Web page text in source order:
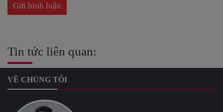
Tin tức liên quan:
VỀ CHÚNG TÔI